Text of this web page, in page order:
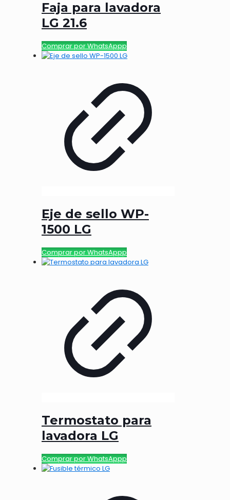
Faja para lavadora
LG 21.6
Comprar por WhatsAppp
Eje de sello WP-
1500 LG
Comprar por WhatsAppp
Termostato para
lavadora LG
Comprar por WhatsAppp